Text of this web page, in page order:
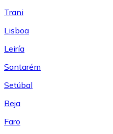
Trani
Lisboa
Leiría
Santarém
Setúbal
Beja
Faro